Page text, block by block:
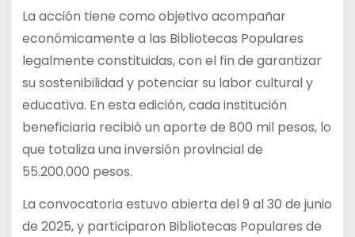
La acción tiene como objetivo acompañar
económicamente a las Bibliotecas Populares
legalmente constituidas, con el fin de garantizar
su sostenibilidad y potenciar su labor cultural y
educativa. En esta edición, cada institución
beneficiaria recibió un aporte de 800 mil pesos, lo
que totaliza una inversión provincial de
55.200.000 pesos.
La convocatoria estuvo abierta del 9 al 30 de junio
de 2025, y participaron Bibliotecas Populares de